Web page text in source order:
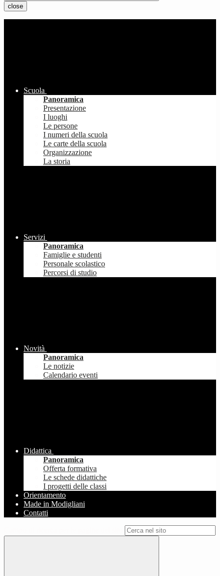
close
Scuola
Panoramica
Presentazione
I luoghi
Le persone
I numeri della scuola
Le carte della scuola
Organizzazione
La storia
Servizi
Panoramica
Famiglie e studenti
Personale scolastico
Percorsi di studio
Novità
Panoramica
Le notizie
Calendario eventi
Didattica
Panoramica
Offerta formativa
Le schede didattiche
I progetti delle classi
Orientamento
Made in Modigliani
Contatti